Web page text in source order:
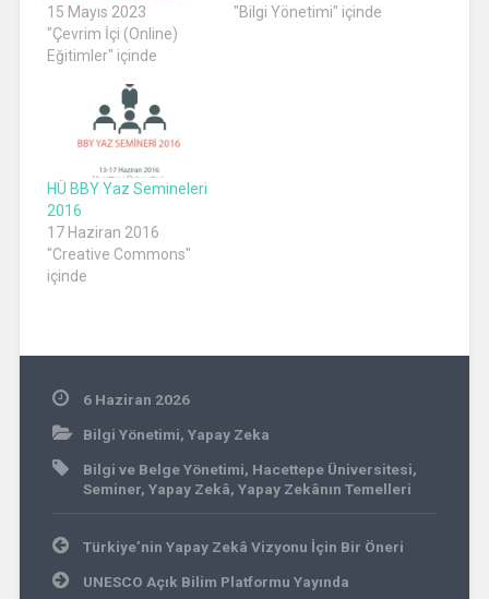
15 Mayıs 2023
"Çevrim İçi (Online)
Eğitimler" içinde
"Bilgi Yönetimi" içinde
HÜ BBY Yaz Semineleri
2016
17 Haziran 2016
"Creative Commons"
içinde
6 Haziran 2026
Bilgi Yönetimi, Yapay Zeka
Bilgi ve Belge Yönetimi, Hacettepe Üniversitesi,
Seminer, Yapay Zekâ, Yapay Zekânın Temelleri
Yazı
gezinmesi
Türkiye’nin Yapay Zekâ Vizyonu İçin Bir Öneri
UNESCO Açık Bilim Platformu Yayında